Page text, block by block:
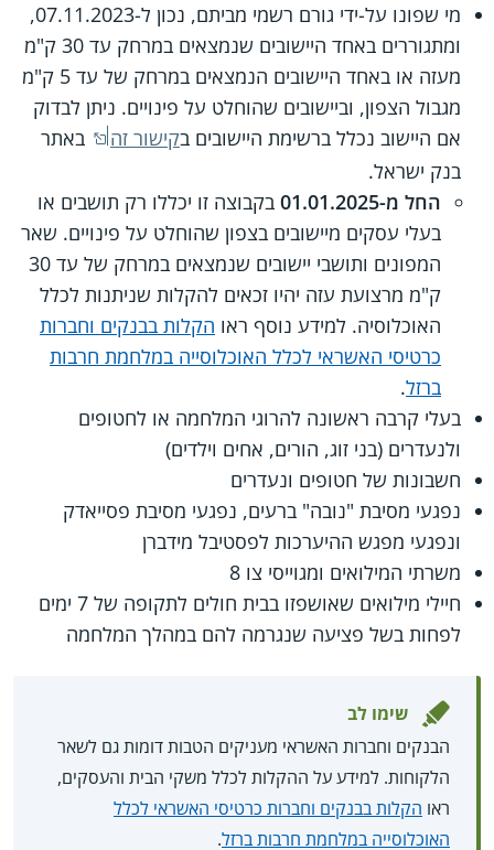
מי שפונו על-ידי גורם רשמי מביתם, נכון ל-07.11.2023,
ומתגוררים באחד היישובים שנמצאים במרחק עד 30 ק"מ
מעזה או באחד היישובים הנמצאים במרחק של עד 5 ק"מ
מגבול הצפון, וביישובים שהוחלט על פינויים. ניתן לבדוק
אם היישוב נכלל ברשימת היישובים בקישור זה
באתר
בנק ישראל.
החל מ-01.01.2025
בקבוצה זו יכללו רק תושבים או
בעלי עסקים מיישובים בצפון שהוחלט על פינויים. שאר
המפונים ותושבי יישובים שנמצאים במרחק של עד 30
ק"מ מרצועת עזה יהיו זכאים להקלות שניתנות לכלל
האוכלוסיה. למידע נוסף ראו הקלות בבנקים וחברות
כרטיסי האשראי לכלל האוכלוסייה במלחמת חרבות
ברזל.
בעלי קרבה ראשונה להרוגי המלחמה או לחטופים
ולנעדרים (בני זוג, הורים, אחים וילדים)
חשבונות של חטופים ונעדרים
נפגעי מסיבת "נובה" ברעים, נפגעי מסיבת פסייאדק
ונפגעי מפגש ההיערכות לפסטיבל מידברן
משרתי המילואים ומגוייסי צו 8
חיילי מילואים שאושפזו בבית חולים לתקופה של 7 ימים
לפחות בשל פציעה שנגרמה להם במהלך המלחמה
שימו לב
הבנקים וחברות האשראי מעניקים הטבות דומות גם לשאר
הלקוחות. למידע על ההקלות לכלל משקי הבית והעסקים,
ראו הקלות בבנקים וחברות כרטיסי האשראי לכלל
האוכלוסייה במלחמת חרבות ברזל.